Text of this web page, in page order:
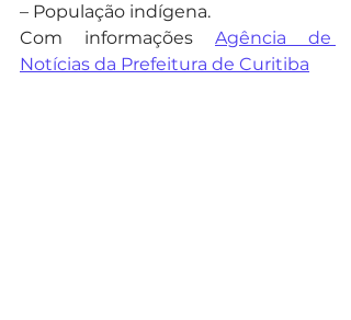
– População indígena.
Com informações Agência de
Notícias da Prefeitura de Curitiba